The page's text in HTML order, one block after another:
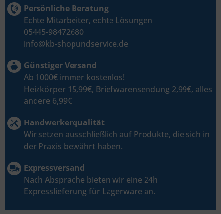
Persönliche Beratung
Echte Mitarbeiter, echte Lösungen
05445-98472680
info@kb-shopundservice.de
Günstiger Versand
Ab 1000€ immer kostenlos!
Heizkörper 15,99€, Briefwarensendung 2,99€, alles
andere 6,99€
Handwerkerqualität
Wir setzen ausschließlich auf Produkte, die sich in
der Praxis bewährt haben.
Expressversand
Nach Absprache bieten wir eine 24h
Expresslieferung für Lagerware an.